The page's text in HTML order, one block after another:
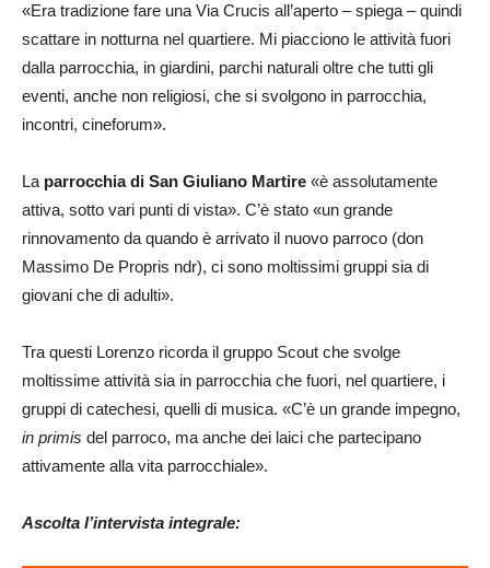
«Era tradizione fare una Via Crucis all’aperto – spiega – quindi
scattare in notturna nel quartiere. Mi piacciono le attività fuori
dalla parrocchia, in giardini, parchi naturali oltre che tutti gli
eventi, anche non religiosi, che si svolgono in parrocchia,
incontri, cineforum».
La parrocchia di San Giuliano Martire «è assolutamente
attiva, sotto vari punti di vista». C’è stato «un grande
rinnovamento da quando è arrivato il nuovo parroco (don
Massimo De Propris ndr), ci sono moltissimi gruppi sia di
giovani che di adulti».
Tra questi Lorenzo ricorda il gruppo Scout che svolge
moltissime attività sia in parrocchia che fuori, nel quartiere, i
gruppi di catechesi, quelli di musica. «C’è un grande impegno,
in primis del parroco, ma anche dei laici che partecipano
attivamente alla vita parrocchiale».
Ascolta l’intervista integrale: